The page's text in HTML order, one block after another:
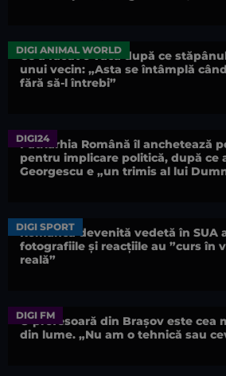
DIGI ANIMAL WORLD
Ce a făcut o vacă după ce
unui vecin: „Asta se întâmplă
fără să-l întrebi”
DIGI24
Patriarhia Română îl anchetează
pentru implicare politică, după ce
Georgescu e „un trimis al lui
DIGI SPORT
Românca devenită vedetă în SUA
fotografiile și reacțiile au ”curs în
reală”
DIGI FM
O profesoară din Brașov este cea
din lume. „Nu am o tehnică sau